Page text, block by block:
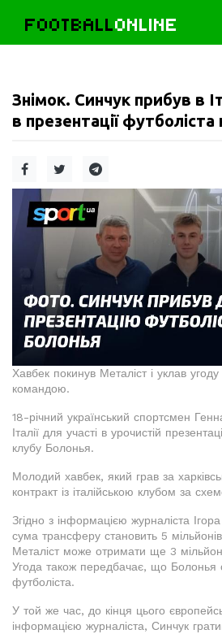
FOOTBALLONLINE
Знімок. Синчук прибув в
в презентації
Хавбек покинув Металіст і уклав угоду
командою.
18-річний український спортсмен
Італії для участі в урочистій
клубу Болонья.
Молодий хавбек, який грав за
контракт із італійською клубом за
Згідно з інформацією журналіста
сума трансферу становить 5
Металіст може отримати ще 3
Угода також передбачає, що
футболіста.
У той же час, до кінця цього
інформацією журналіста, Синчук